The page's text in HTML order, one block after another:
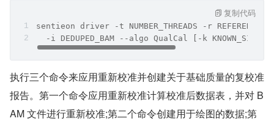
sentieon driver -t NUMBER_THREADS -r REFERENCE \
-i DEDUPED_BAM --algo QualCal [-k KNOWN_SITES]
复制代码
执行三个命令来应用重新校准并创建关于基础质量的复校准
报告。第一个命令应用重新校准计算校准后数据表，并对 B
AM 文件进行重新校准;第二个命令创建用于绘图的数据;第